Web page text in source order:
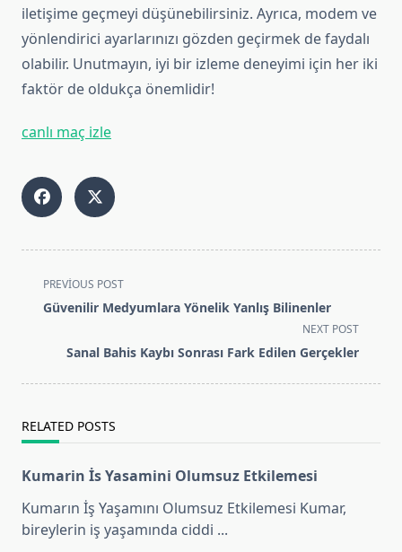
iletişime geçmeyi düşünebilirsiniz. Ayrıca, modem ve
yönlendirici ayarlarınızı gözden geçirmek de faydalı
olabilir. Unutmayın, iyi bir izleme deneyimi için her iki
faktör de oldukça önemlidir!
canlı maç izle
<span
class="nav-
screen-
text">Page</span>
PREVIOUS POST
Güvenilir Medyumlara Yönelik Yanlış Bilinenler
NEXT POST
Sanal Bahis Kaybı Sonrası Fark Edilen Gerçekler
RELATED POSTS
Kumarin İs Yasamini Olumsuz Etkilemesi
Kumarın İş Yaşamını Olumsuz Etkilemesi Kumar,
bireylerin iş yaşamında ciddi ...